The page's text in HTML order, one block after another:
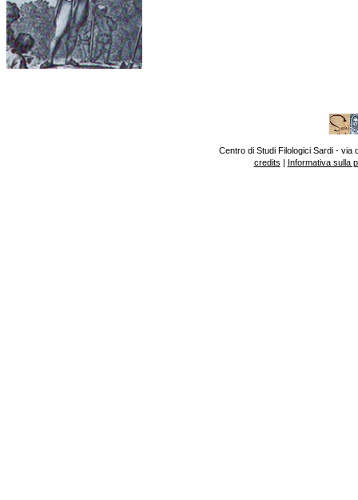
Centro di Studi Filologici Sardi - via
credits | Informativa sulla